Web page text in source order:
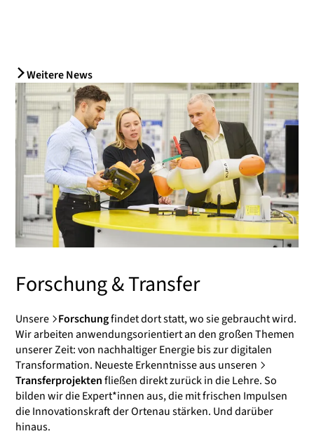
Weitere News
Forschung & Transfer
Unsere Forschungfindet dort statt, wo sie gebraucht wird.
Wir arbeiten anwendungsorientiert an den großen Themen
unserer Zeit: von nachhaltiger Energie bis zur digitalen
Transformation. Neueste Erkenntnisse aus unseren
Transferprojektenfließen direkt zurück in die Lehre. So
bilden wir die Expert*innen aus, die mit frischen Impulsen
die Innovationskraft der Ortenau stärken. Und darüber
hinaus.